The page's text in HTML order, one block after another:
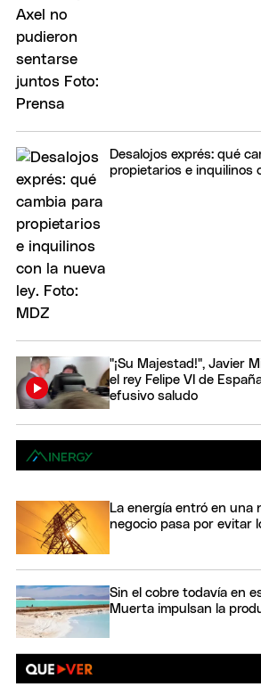
Desalojos exprés: qué
propietarios e inquilinos
"¡Su Majestad!", Javier
el rey Felipe VI de
efusivo saludo
La energía entró en una
negocio pasa por evitar
Sin el cobre todavía en
Muerta impulsan la